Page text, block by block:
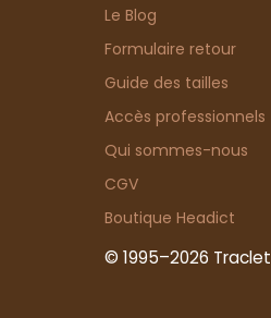
Le Blog
Formulaire retour
Guide des tailles
Accès professionnels
Qui sommes-nous
CGV
Boutique Headict
© 1995–2026 Traclet